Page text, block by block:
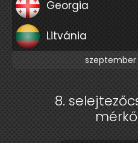
Georgia
Litvánia
szeptember
8.